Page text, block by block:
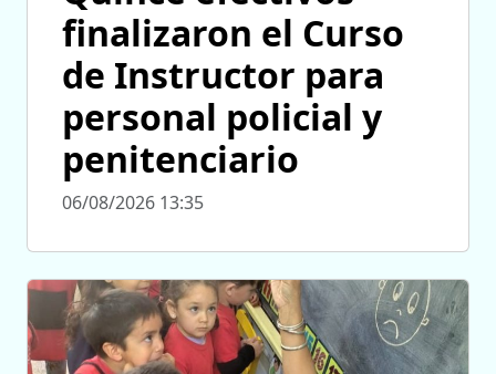
finalizaron el Curso
de Instructor para
personal policial y
penitenciario
06/08/2026 13:35